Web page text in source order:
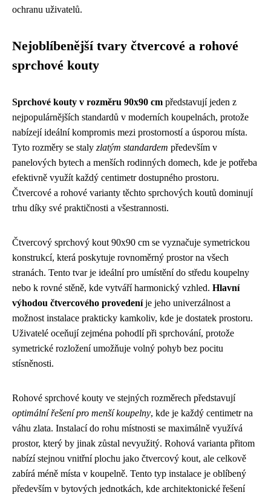
ochranu uživatelů.
Nejoblíbenější tvary čtvercové a rohové
sprchové kouty
Sprchové kouty v rozměru 90x90 cm představují jeden z
nejpopulárnějších standardů v moderních koupelnách, protože
nabízejí ideální kompromis mezi prostorností a úsporou místa.
Tyto rozměry se staly zlatým standardem především v
panelových bytech a menších rodinných domech, kde je potřeba
efektivně využít každý centimetr dostupného prostoru.
Čtvercové a rohové varianty těchto sprchových koutů dominují
trhu díky své praktičnosti a všestrannosti.
Čtvercový sprchový kout 90x90 cm se vyznačuje symetrickou
konstrukcí, která poskytuje rovnoměrný prostor na všech
stranách. Tento tvar je ideální pro umístění do středu koupelny
nebo k rovné stěně, kde vytváří harmonický vzhled. Hlavní
výhodou čtvercového provedeníje jeho univerzálnost a
možnost instalace prakticky kamkoliv, kde je dostatek prostoru.
Uživatelé oceňují zejména pohodlí při sprchování, protože
symetrické rozložení umožňuje volný pohyb bez pocitu
stísněnosti.
Rohové sprchové kouty ve stejných rozměrech představují
optimální řešení pro menší koupelny, kde je každý centimetr na
váhu zlata. Instalací do rohu místnosti se maximálně využívá
prostor, který by jinak zůstal nevyužitý. Rohová varianta přitom
nabízí stejnou vnitřní plochu jako čtvercový kout, ale celkově
zabírá méně místa v koupelně. Tento typ instalace je oblíbený
především v bytových jednotkách, kde architektonické řešení